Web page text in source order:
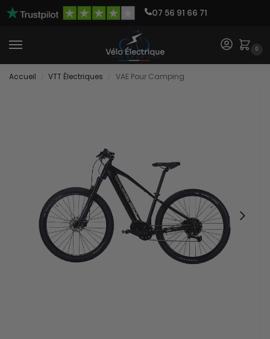
07 56 91 66 71
0
Accueil VTT Électriques VAE Pour Camping